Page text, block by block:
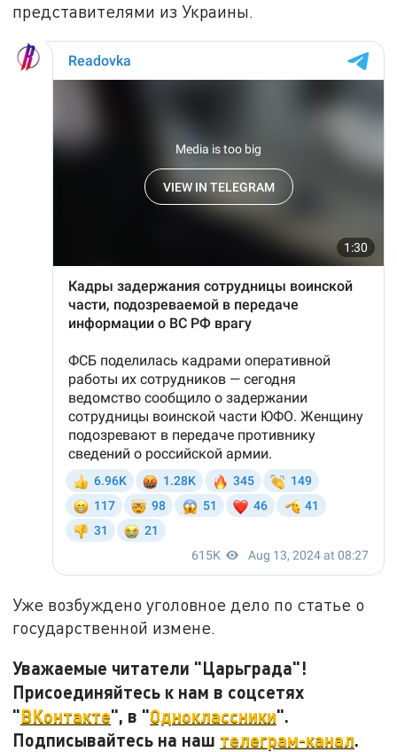
представителями из Украины.
Уже возбуждено уголовное дело по статье о
государственной измене.
Уважаемые читатели "Царьграда"!
Присоединяйтесь к нам в соцсетях
"ВКонтакте", в "Одноклассники".
Подписывайтесь на наш телеграм-канал.